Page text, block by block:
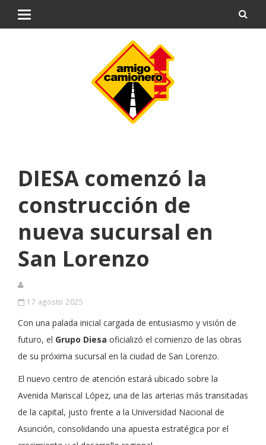
DIESA comenzó la
construcción de
nueva sucursal en
San Lorenzo
17 agosto 2025
Con una palada inicial cargada de entusiasmo y visión de
futuro, el Grupo Diesa oficializó el comienzo de las obras
de su próxima sucursal en la ciudad de San Lorenzo.
El nuevo centro de atención estará ubicado sobre la
Avenida Mariscal López, una de las arterias más transitadas
de la capital, justo frente a la Universidad Nacional de
Asunción, consolidando una apuesta estratégica por el